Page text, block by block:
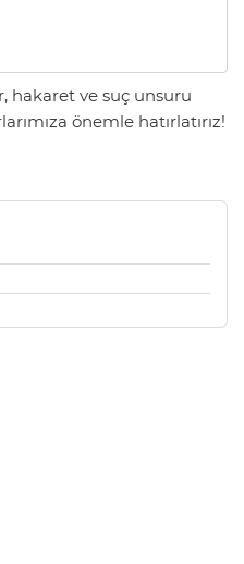
hakaret ve suç unsuru
önemle hatırlatırız!